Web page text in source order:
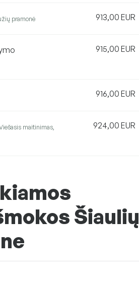
pramonė 913,00 EUR
915,00 EUR
916,00 EUR
maitinimas, 924,00 EUR
Šiaulių